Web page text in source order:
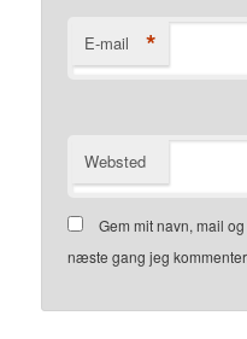
E-mail *
Websted
Gem mit navn, mail
næste gang jeg